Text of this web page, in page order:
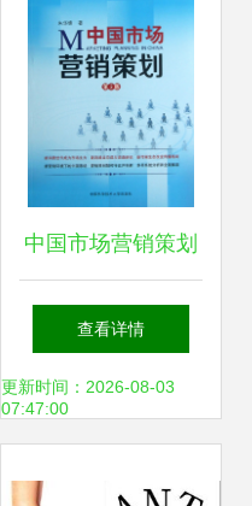
中国市场营销策划
策略、本土化与数
字化变革
查看详情
更新时间：2026-08-03
07:47:00